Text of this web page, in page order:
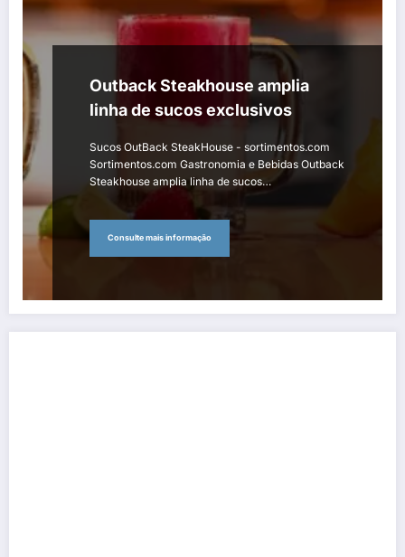
Outback Steakhouse amplia
linha de sucos exclusivos
Sucos OutBack SteakHouse - sortimentos.com
Sortimentos.com Gastronomia e Bebidas Outback
Steakhouse amplia linha de sucos…
Consulte mais informação